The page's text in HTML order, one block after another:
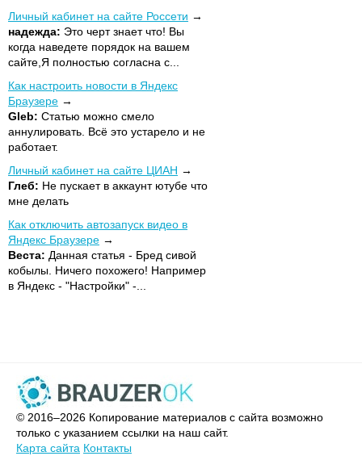
Личный кабинет на сайте Россети
надежда: Это черт знает что! Вы
когда наведете порядок на вашем
сайте,Я полностью согласна с...
Как настроить новости в Яндекс
Браузере
Gleb: Статью можно смело
аннулировать. Всё это устарело и не
работает.
Личный кабинет на сайте ЦИАН
Глеб: Не пускает в аккаунт ютубе что
мне делать
Как отключить автозапуск видео в
Яндекс Браузере
Веста: Данная статья - Бред сивой
кобылы. Ничего похожего! Например
в Яндекс - "Настройки" -...
© 2016–2026 Копирование материалов с сайта возможно
только с указанием ссылки на наш сайт.
Карта сайта Контакты